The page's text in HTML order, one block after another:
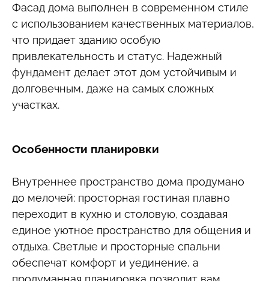
Фасад дома выполнен в современном стиле
с использованием качественных материалов,
что придает зданию особую
привлекательность и статус. Надежный
фундамент делает этот дом устойчивым и
долговечным, даже на самых сложных
участках.
Особенности планировки
Внутреннее пространство дома продумано
до мелочей: просторная гостиная плавно
переходит в кухню и столовую, создавая
единое уютное пространство для общения и
отдыха. Светлые и просторные спальни
обеспечат комфорт и уединение, а